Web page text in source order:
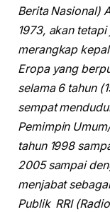
Berita Nasional)
1973, akan
merangkap
Eropa yang
selama 6 tahun
sempat
Pemimpin
tahun 1998
2005 sampai
menjabat
Publik RRI